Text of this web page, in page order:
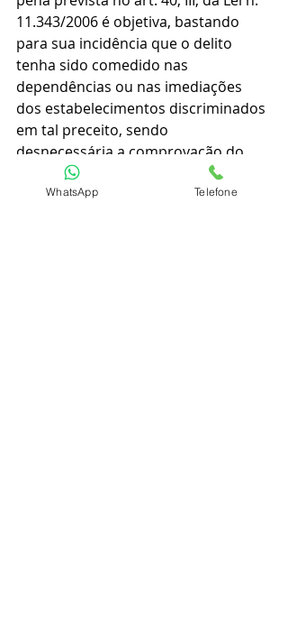
11.343/2006 é objetiva, bastando
para sua incidência que o delito
tenha sido comedido nas
dependências ou nas imediações
dos estabelecimentos discriminados
em tal preceito, sendo
desnecessária a comprovação do
dolo do agente em atingir o público
específico dos locais referidos na
WhatsApp Telefone